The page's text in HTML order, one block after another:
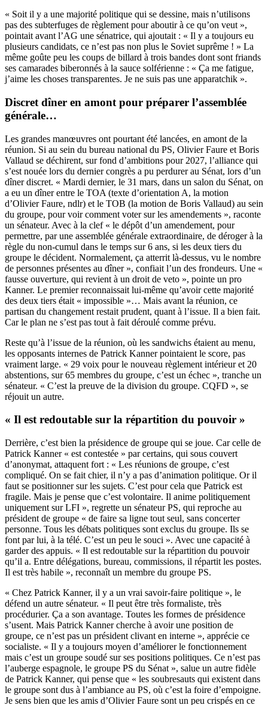
« Soit il y a une majorité politique qui se dessine, mais n’utilisons
pas des subterfuges de règlement pour aboutir à ce qu’on veut »,
pointait avant l’AG une sénatrice, qui ajoutait : « Il y a toujours eu
plusieurs candidats, ce n’est pas non plus le Soviet suprême ! » La
même goûte peu les coups de billard à trois bandes dont sont friands
ses camarades biberonnés à la sauce solférienne : « Ça me fatigue,
j’aime les choses transparentes. Je ne suis pas une apparatchik ».
Discret dîner en amont pour préparer l’assemblée
générale…
Les grandes manœuvres ont pourtant été lancées, en amont de la
réunion. Si au sein du bureau national du PS, Olivier Faure et Boris
Vallaud se déchirent, sur fond d’ambitions pour 2027, l’alliance qui
s’est nouée lors du dernier congrès a pu perdurer au Sénat, lors d’un
dîner discret. « Mardi dernier, le 31 mars, dans un salon du Sénat, on
a eu un dîner entre le TOA (texte d’orientation A, la motion
d’Olivier Faure, ndlr) et le TOB (la motion de Boris Vallaud) au sein
du groupe, pour voir comment voter sur les amendements », raconte
un sénateur. Avec à la clef « le dépôt d’un amendement, pour
permettre, par une assemblée générale extraordinaire, de déroger à la
règle du non-cumul dans le temps sur 6 ans, si les deux tiers du
groupe le décident. Normalement, ça atterrit là-dessus, vu le nombre
de personnes présentes au dîner », confiait l’un des frondeurs. Une «
fausse ouverture, qui revient à un droit de veto », pointe un pro
Kanner. Le premier reconnaissait lui-même qu’avoir cette majorité
des deux tiers était « impossible »… Mais avant la réunion, ce
partisan du changement restait prudent, quant à l’issue. Il a bien fait.
Car le plan ne s’est pas tout à fait déroulé comme prévu.
Reste qu’à l’issue de la réunion, où les sandwichs étaient au menu,
les opposants internes de Patrick Kanner pointaient le score, pas
vraiment large. « 29 voix pour le nouveau règlement intérieur et 20
abstentions, sur 65 membres du groupe, c’est un échec », tranche un
sénateur. « C’est la preuve de la division du groupe. CQFD », se
réjouit un autre.
« Il est redoutable sur la répartition du pouvoir »
Derrière, c’est bien la présidence de groupe qui se joue. Car celle de
Patrick Kanner « est contestée » par certains, qui sous couvert
d’anonymat, attaquent fort : « Les réunions de groupe, c’est
compliqué. On se fait chier, il n’y a pas d’animation politique. Or il
faut se positionner sur les sujets. C’est pour cela que Patrick est
fragile. Mais je pense que c’est volontaire. Il anime politiquement
uniquement sur LFI », regrette un sénateur PS, qui reproche au
président de groupe « de faire sa ligne tout seul, sans concerter
personne. Tous les débats politiques sont exclus du groupe. Ils se
font par lui, à la télé. C’est un peu le souci ». Avec une capacité à
garder des appuis. « Il est redoutable sur la répartition du pouvoir
qu’il a. Entre délégations, bureau, commissions, il répartit les postes.
Il est très habile », reconnaît un membre du groupe PS.
« Chez Patrick Kanner, il y a un vrai savoir-faire politique », le
défend un autre sénateur. « Il peut être très formaliste, très
procédurier. Ça a son avantage. Toutes les formes de présidence
s’usent. Mais Patrick Kanner cherche à avoir une position de
groupe, ce n’est pas un président clivant en interne », apprécie ce
socialiste. « Il y a toujours moyen d’améliorer le fonctionnement
mais c’est un groupe soudé sur ses positions politiques. Ce n’est pas
l’auberge espagnole, le groupe PS du Sénat », salue un autre fidèle
de Patrick Kanner, qui pense que « les soubresauts qui existent dans
le groupe sont dus à l’ambiance au PS, où c’est la foire d’empoigne.
Je sens bien que les amis d’Olivier Faure sont un peu crispés en ce